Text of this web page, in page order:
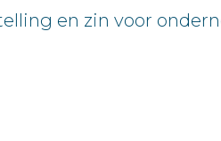
en zin voor